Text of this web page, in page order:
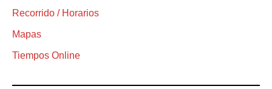
Recorrido / Horarios
Mapas
Tiempos Online